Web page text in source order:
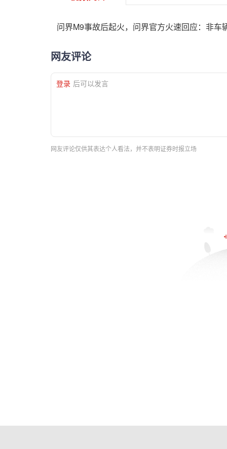
问界M9事故后起火，问界官方火速回应：非车
网友评论
登录 后可以发言
网友评论仅供其表达个人看法，并不表明证券时报立场